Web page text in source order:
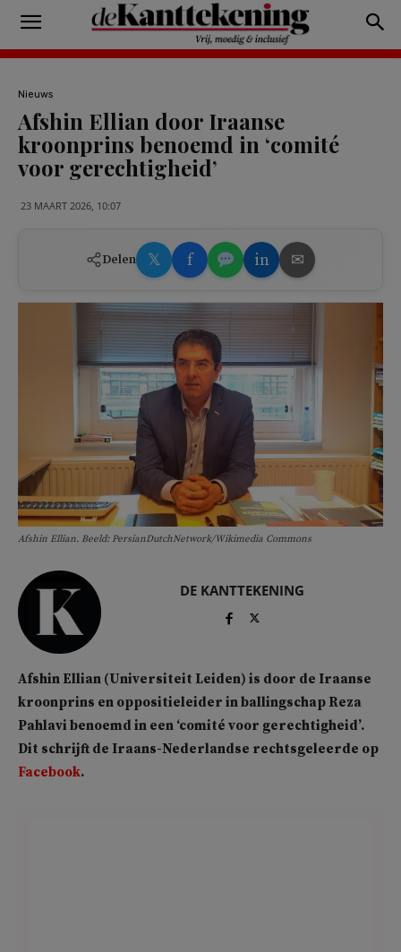
Nieuws
Afshin Ellian door Iraanse
kroonprins benoemd in ‘comité
voor gerechtigheid’
23 MAART 2026, 10:07
Delen 𝕏 f in ✉
Afshin Ellian. Beeld: PersianDutchNetwork/Wikimedia Commons
DE KANTTEKENING
Afshin Ellian (Universiteit Leiden) is door de Iraanse
kroonprins en oppositieleider in ballingschap Reza
Pahlavi benoemd in een ‘comité voor gerechtigheid’.
Dit schrijft de Iraans-Nederlandse rechtsgeleerde op
Facebook.